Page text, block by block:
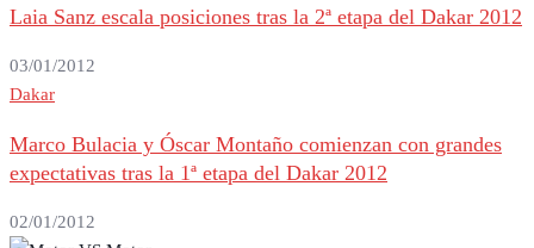
Laia Sanz escala posiciones tras la 2ª etapa del Dakar 2012
03/01/2012
Dakar
Marco Bulacia y Óscar Montaño comienzan con grandes
expectativas tras la 1ª etapa del Dakar 2012
02/01/2012